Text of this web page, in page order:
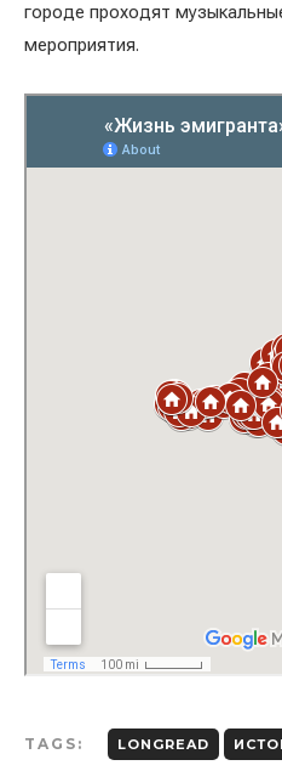
городе проходят
мероприятия.
TAGS: LONGREAD